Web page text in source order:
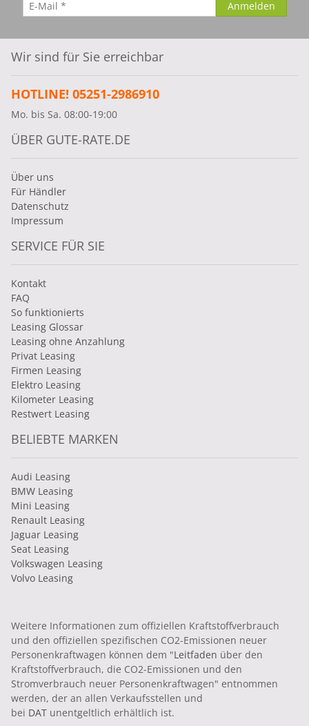
Wir sind für Sie erreichbar
HOTLINE! 05251-2986910
Mo. bis Sa. 08:00-19:00
ÜBER GUTE-RATE.DE
Über uns
Für Händler
Datenschutz
Impressum
SERVICE FÜR SIE
Kontakt
FAQ
So funktionierts
Leasing Glossar
Leasing ohne Anzahlung
Privat Leasing
Firmen Leasing
Elektro Leasing
Kilometer Leasing
Restwert Leasing
BELIEBTE MARKEN
Audi Leasing
BMW Leasing
Mini Leasing
Renault Leasing
Jaguar Leasing
Seat Leasing
Volkswagen Leasing
Volvo Leasing
Weitere Informationen zum offiziellen Kraftstoffverbrauch
und den offiziellen spezifischen CO2-Emissionen neuer
Personenkraftwagen können dem "Leitfaden über den
Kraftstoffverbrauch, die CO2-Emissionen und den
Stromverbrauch neuer Personenkraftwagen" entnommen
werden, der an allen Verkaufsstellen und
bei DAT unentgeltlich erhältlich ist.